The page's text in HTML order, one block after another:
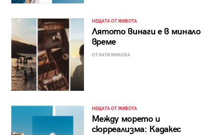
НЕЩАТА ОТ ЖИВОТА
Лятото винаги е в минало
време
ОТ КАТИ МИКОВА
НЕЩАТА ОТ ЖИВОТА
Между морето и
сюрреализма: Кадакес